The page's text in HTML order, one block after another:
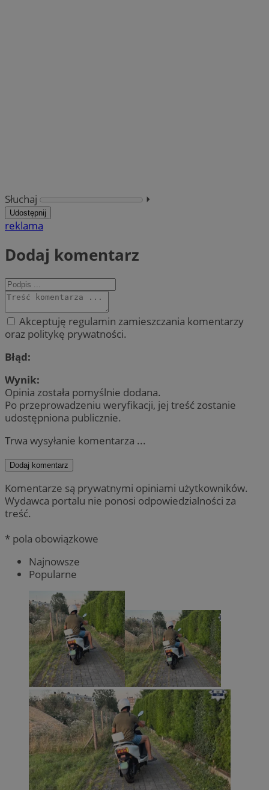
Słuchaj ⏵︎
Udostępnij
reklama
Dodaj komentarz
Akceptuję regulamin zamieszczania komentarzy
oraz politykę prywatności.
Błąd:
Wynik:
Opinia została pomyślnie dodana.
Po przeprowadzeniu weryfikacji, jej treść zostanie
udostępniona publicznie.
Trwa wysyłanie komentarza ...
Dodaj komentarz
Komentarze są prywatnymi opiniami użytkowników.
Wydawca portalu nie ponosi odpowiedzialności za
treść.
* pola obowiązkowe
Najnowsze
Popularne